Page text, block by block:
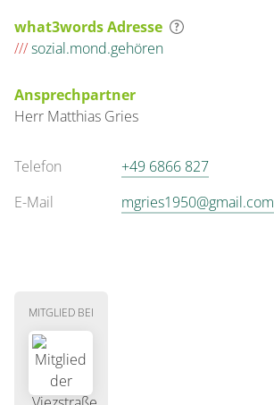
what3words Adresse
///sozial.mond.gehören
Ansprechpartner
Herr Matthias Gries
Telefon
+49 6866 827
E-Mail
mgries1950@gmail.com
MITGLIED BEI